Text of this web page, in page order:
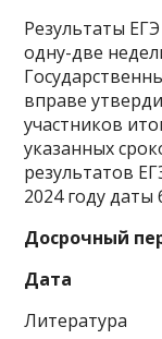
Результаты
одну-две
вправе
участников
указанных
результатов
2024 году
Досрочный
Дата
Литература